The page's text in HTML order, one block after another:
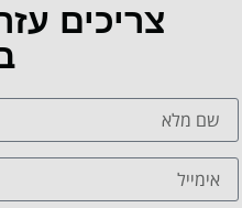
צריכים